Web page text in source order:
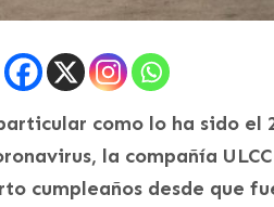
como lo ha sido el
la compañía
cumpleaños desde que